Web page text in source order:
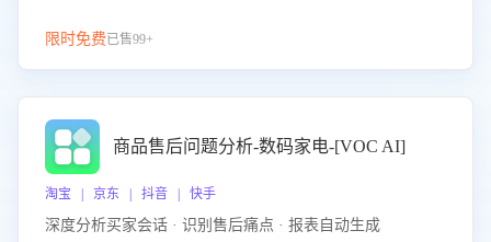
限时免费已售99+
商品售后问题分析-数码家电-[VOC AI]
淘宝 | 京东 | 抖音 | 快手
深度分析买家会话 · 识别售后痛点 · 报表自动生成